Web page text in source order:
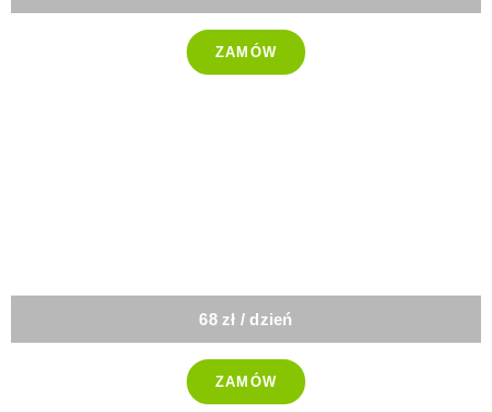
ZAMÓW
68 zł / dzień
ZAMÓW